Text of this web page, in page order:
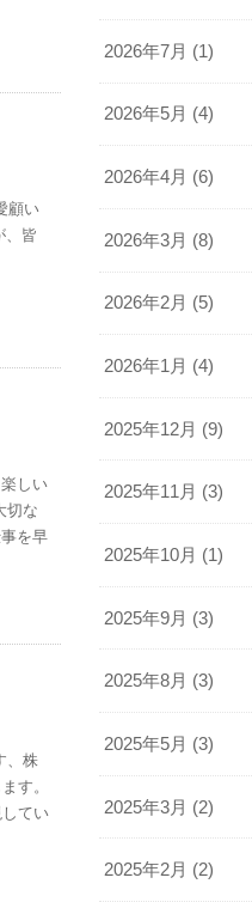
顧い
、皆
しい
切な
を早
、株
す。
てい
2026年7月 (1)
2026年5月 (4)
2026年4月 (6)
2026年3月 (8)
2026年2月 (5)
2026年1月 (4)
2025年12月 (9)
2025年11月 (3)
2025年10月 (1)
2025年9月 (3)
2025年8月 (3)
2025年5月 (3)
2025年3月 (2)
2025年2月 (2)